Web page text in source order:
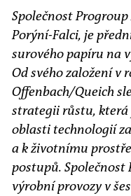
Společnost
Porýní-Falci, je
surového papíru na
Od svého založení v
Offenbach/Queich
strategii růstu, která
oblasti technologií
a k životnímu
postupů. Společnost
výrobní provozy v